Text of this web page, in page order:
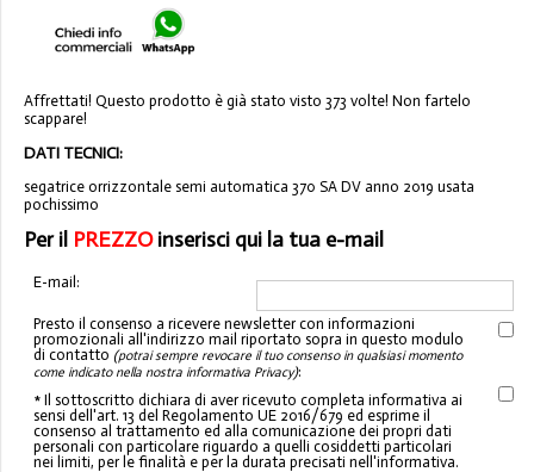
Affrettati! Questo prodotto è già stato visto 373 volte! Non fartelo
scappare!
DATI TECNICI:
segatrice orrizzontale semi automatica 370 SA DV anno 2019 usata
pochissimo
Per il PREZZOinserisci qui la tua e-mail
E-mail:
Presto il consenso a ricevere newsletter con informazioni
promozionali all'indirizzo mail riportato sopra in questo modulo
di contatto (potrai sempre revocare il tuo consenso in qualsiasi momento
come indicato nella nostra informativa Privacy):
* Il sottoscritto dichiara di aver ricevuto completa informativa ai
sensi dell'art. 13 del Regolamento UE 2016/679 ed esprime il
consenso al trattamento ed alla comunicazione dei propri dati
personali con particolare riguardo a quelli cosiddetti particolari
nei limiti, per le finalità e per la durata precisati nell'informativa.